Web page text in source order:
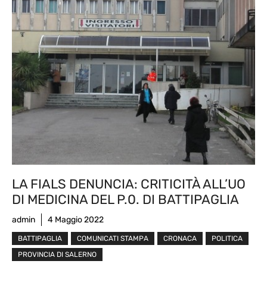
LA FIALS DENUNCIA: CRITICITÀ ALL’UO
DI MEDICINA DEL P.0. DI BATTIPAGLIA
admin 4 Maggio 2022
BATTIPAGLIA COMUNICATI STAMPA CRONACA
POLITICA
PROVINCIA DI SALERNO